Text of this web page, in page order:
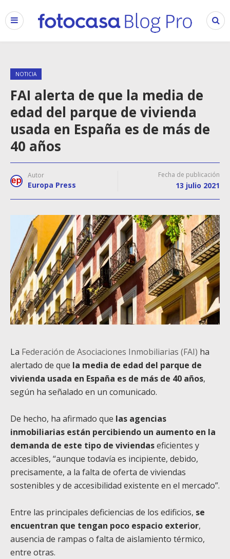
NOTICIA
FAI alerta de que la media de
edad del parque de vivienda
usada en España es de más de
40 años
Autor
Europa Press
Fecha de publicación
13 julio 2021
La Federación de Asociaciones Inmobiliarias (FAI) ha
alertado de que la media de edad del parque de
vivienda usada en España es de más de 40 años,
según ha señalado en un comunicado.
De hecho, ha afirmado que las agencias
inmobiliarias están percibiendo un aumento en la
demanda de este tipo de viviendaseficientes y
accesibles, “aunque todavía es incipiente, debido,
precisamente, a la falta de oferta de viviendas
sostenibles y de accesibilidad existente en el mercado”.
Entre las principales deficiencias de los edificios, se
encuentran que tengan poco espacio exterior,
ausencia de rampas o falta de aislamiento térmico,
entre otras.